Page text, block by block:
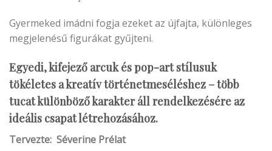
Gyermeked imádni fogja ezeket az újfajta, különleges
megjelenésű figurákat gyűjteni.
Egyedi, kifejező arcuk és pop-art stílusuk
tökéletes a kreatív történetmeséléshez – több
tucat különböző karakter áll rendelkezésére az
ideális csapat létrehozásához.
Tervezte: Séverine Prélat